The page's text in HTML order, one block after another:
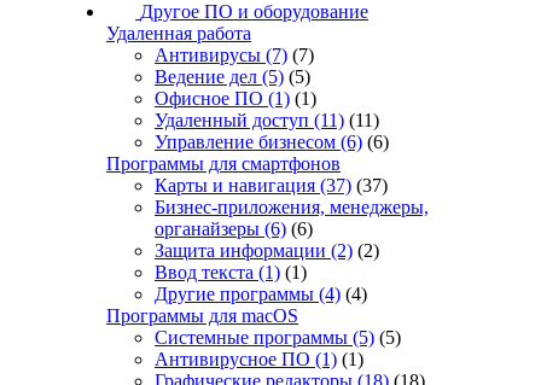
Другое ПО и оборудование
Удаленная работа
Антивирусы (7) (7)
Ведение дел (5) (5)
Офисное ПО (1) (1)
Удаленный доступ (11) (11)
Управление бизнесом (6) (6)
Программы для смартфонов
Карты и навигация (37) (37)
Бизнес-приложения, менеджеры,
органайзеры (6) (6)
Защита информации (2) (2)
Ввод текста (1) (1)
Другие программы (4) (4)
Программы для macOS
Системные программы (5) (5)
Антивирусное ПО (1) (1)